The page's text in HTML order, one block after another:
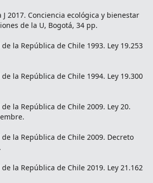
J 2017. Conciencia ecológica y bienestar
de la U, Bogotá, 34 pp.
la República de Chile 1993. Ley 19.253
la República de Chile 1994. Ley 19.300
la República de Chile 2009. Ley 20.
la República de Chile 2009. Decreto
la República de Chile 2019. Ley 21.162